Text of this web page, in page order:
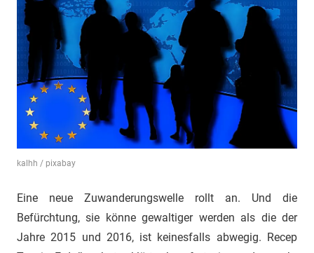
"Chronik
des
Untergangs",
"Hexenjagd",
"Das
Grauen"
und
"Spukschloss
Deutschland"
kalhh / pixabay
Eine neue Zuwanderungswelle rollt an. Und die
Befürchtung, sie könne gewaltiger werden als die der
Jahre 2015 und 2016, ist keinesfalls abwegig. Recep